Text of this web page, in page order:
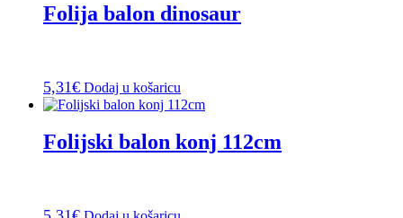
Folija balon dinosaur
5,31€ Dodaj u košaricu
Folijski balon konj 112cm